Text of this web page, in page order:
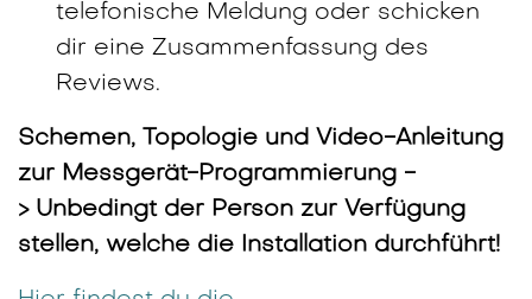
telefonische Meldung oder schicken
dir eine Zusammenfassung des
Reviews.
Schemen, Topologie und Video-Anleitung
zur Messgerät-Programmierung -
> Unbedingt der Person zur Verfügung
stellen, welche die Installation durchführt!